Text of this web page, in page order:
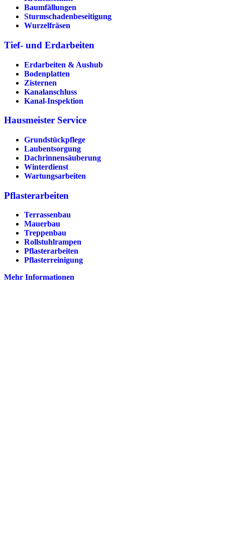
Baumfällungen
Sturmschadenbeseitigung
Wurzelfräsen
Tief- und Erdarbeiten
Erdarbeiten & Aushub
Bodenplatten
Zisternen
Kanalanschluss
Kanal-Inspektion
Hausmeister Service
Grundstückpflege
Laubentsorgung
Dachrinnen­säuberung
Winterdienst
Wartungsarbeiten
Pflasterarbeiten
Terrassenbau
Mauerbau
Treppenbau
Rollstuhlrampen
Pflasterarbeiten
Pflasterreinigung
Mehr Informationen